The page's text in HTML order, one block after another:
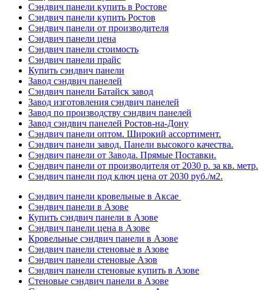
Сэндвич панели купить в Ростове
Сэндвич панели купить Ростов
Сэндвич панели от производителя
Сэндвич панели цена
Сэндвич панели стоимость
Сэндвич панели прайс
Купить сэндвич панели
Завод сэндвич панелей
Сэндвич панели Батайск завод
Завод изготовления сэндвич панелей
Завод по производству сэндвич панелей
Завод сэндвич панелей Ростов-на-Дону
Сэндвич панели оптом. Широкий ассортимент.
Сэндвич панели завод. Панели высокого качества.
Сэндвич панели от Завода. Прямые Поставки.
Сэндвич панели от производителя от 2030 р. за кв. метр.
Сэндвич панели под ключ цена от 2030 руб./м2.
Сэндвич панели кровельные в Аксае
Сэндвич панели в Азове
Купить сэндвич панели в Азове
Сэндвич панели цена в Азове
Кровельные сэндвич панели в Азове
Сэндвич панели стеновые в Азове
Сэндвич панели стеновые Азов
Сэндвич панели стеновые купить в Азове
Стеновые сэндвич панели в Азове